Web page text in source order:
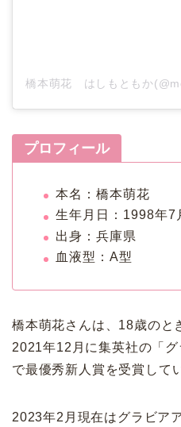
橋本萌花 はしもともか
プロフィール
本名：橋本萌花
生年月日：1998年7
出身：兵庫県
血液型：A型
橋本萌花さんは、18歳のと
2021年12月に集英社の「
で最優秀新人賞を受賞して
2023年2月現在はグラビア